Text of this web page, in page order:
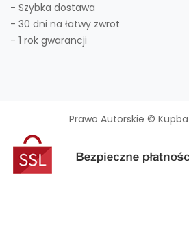
- Szybka dostawa
- 30 dni na łatwy zwrot
- 1 rok gwarancji
Prawo Autorskie ©